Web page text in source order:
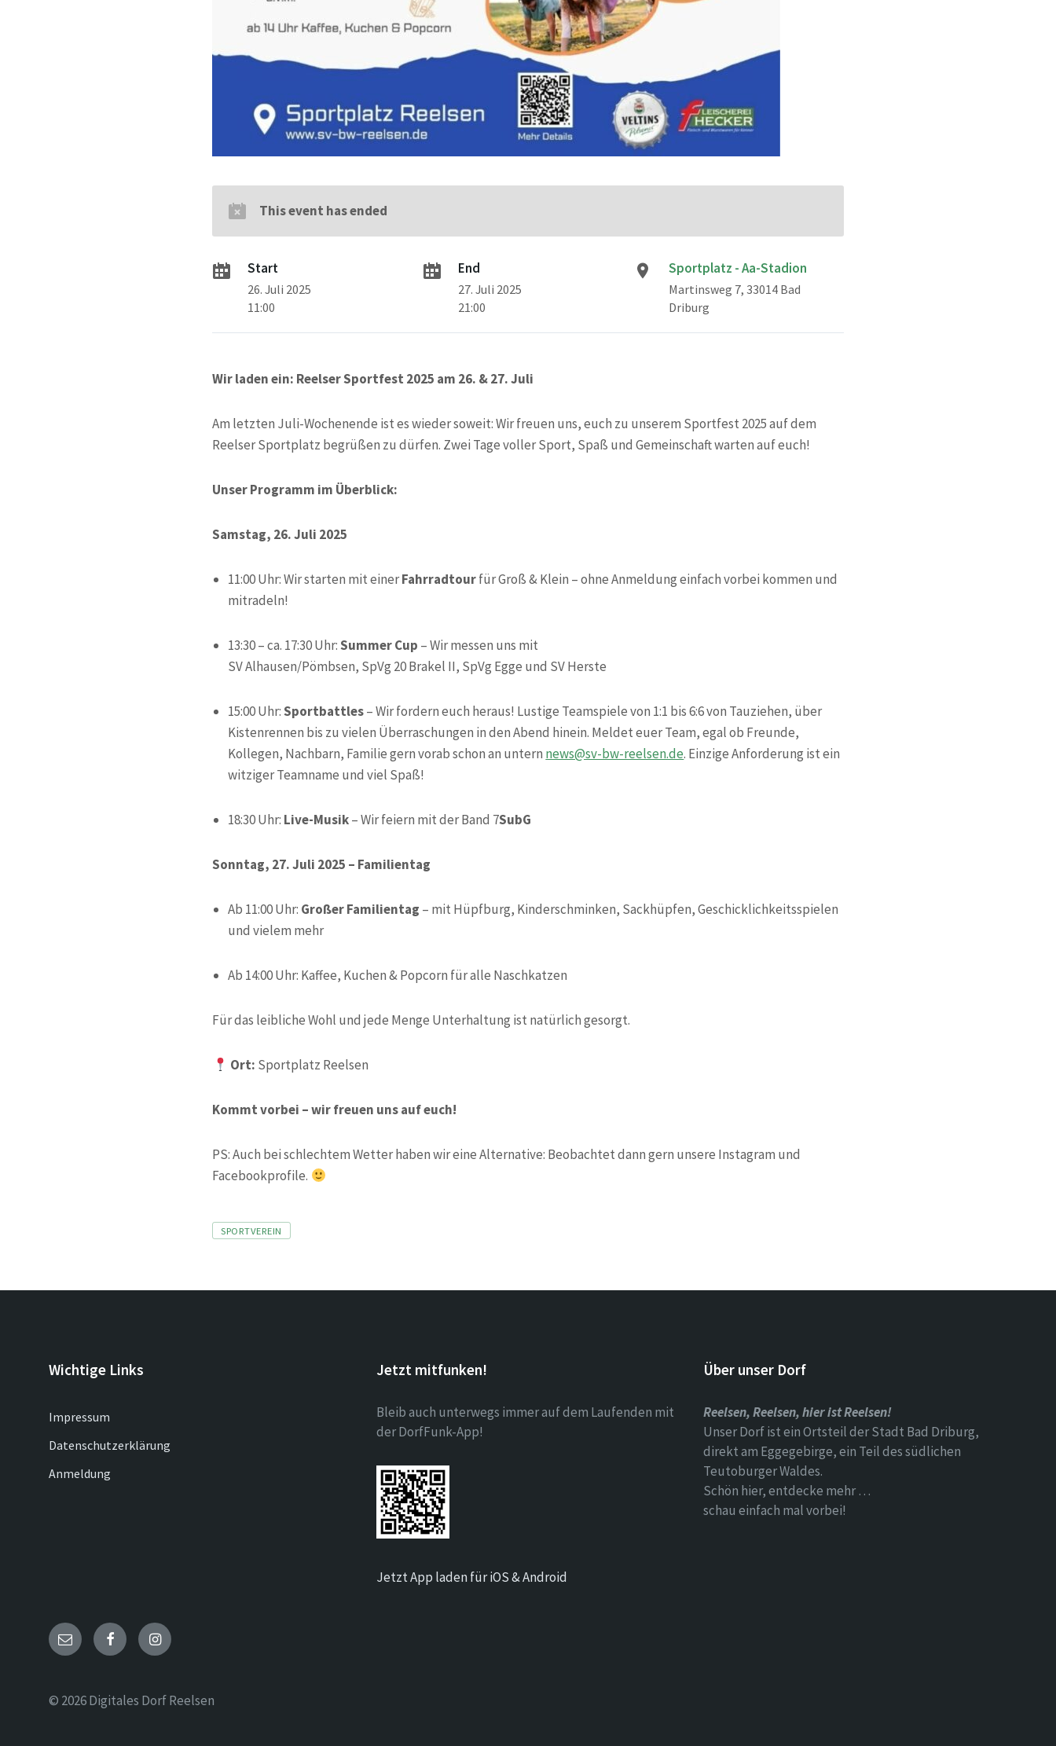
This event has ended
Start
26. Juli 2025
11:00
End
27. Juli 2025
21:00
Sportplatz - Aa-Stadion
Martinsweg 7, 33014 Bad
Driburg
Wir laden ein: Reelser Sportfest 2025 am 26. & 27. Juli
Am letzten Juli-Wochenende ist es wieder soweit: Wir freuen uns, euch zu unserem Sportfest 2025 auf dem
Reelser Sportplatz begrüßen zu dürfen. Zwei Tage voller Sport, Spaß und Gemeinschaft warten auf euch!
Unser Programm im Überblick:
Samstag, 26. Juli 2025
11:00 Uhr: Wir starten mit einerFahrradtourfür Groß & Klein – ohne Anmeldung einfach vorbei kommen und
mitradeln!
13:30 – ca. 17:30 Uhr:Summer Cup – Wir messen uns mit
SV Alhausen/Pömbsen, SpVg 20 Brakel II, SpVg Egge und SV Herste
15:00 Uhr:Sportbattles– Wir fordern euch heraus! Lustige Teamspiele von 1:1 bis 6:6 von Tauziehen, über
Kistenrennen bis zu vielen Überraschungen in den Abend hinein. Meldet euer Team, egal ob Freunde,
Kollegen, Nachbarn, Familie gern vorab schon an untern news@sv-bw-reelsen.de. Einzige Anforderung ist ein
witziger Teamname und viel Spaß!
18:30 Uhr: Live-Musik– Wir feiern mit der Band 7SubG
Sonntag, 27. Juli 2025 – Familientag
Ab 11:00 Uhr: Großer Familientag – mit Hüpfburg, Kinderschminken, Sackhüpfen, Geschicklichkeitsspielen
und vielem mehr
Ab 14:00 Uhr: Kaffee, Kuchen & Popcorn für alle Naschkatzen
Für das leibliche Wohl und jede Menge Unterhaltung ist natürlich gesorgt.
Ort: Sportplatz Reelsen
Kommt vorbei – wir freuen uns auf euch!
PS: Auch bei schlechtem Wetter haben wir eine Alternative: Beobachtet dann gern unsere Instagram und
Facebookprofile.
Tags
SPORTVEREIN
Wichtige Links
Impressum
Datenschutzerklärung
Anmeldung
Jetzt mitfunken!
Bleib auch unterwegs immer auf dem Laufenden mit
der DorfFunk-App!
Jetzt App laden für iOS & Android
Über unser Dorf
Reelsen, Reelsen, hier ist Reelsen!
Unser Dorf ist ein Ortsteil der Stadt Bad Driburg,
direkt am Eggegebirge, ein Teil des südlichen
Teutoburger Waldes.
Schön hier, entdecke mehr …
schau einfach mal vorbei!
Email FacebookInstagram
© 2026 Digitales Dorf Reelsen